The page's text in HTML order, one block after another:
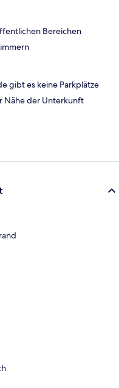
Bereichen
gibt es keine Parkplätze
Nähe der Unterkunft